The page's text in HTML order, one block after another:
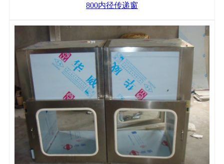
800内径传递窗